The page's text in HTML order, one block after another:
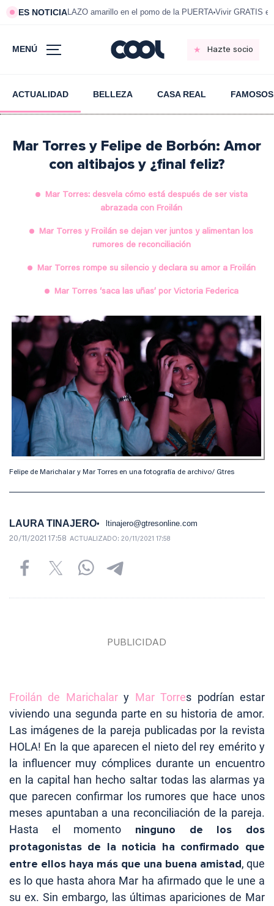
ES NOTICIALAZO amarillo en el pomo de la PUERTA Vivir GRATIS
MENÚ Hazte socio
ACTUALIDAD BELLEZA CASA REAL FAMOSOS
Mar Torres y Felipe de Borbón: Amor
con altibajos y ¿final feliz?
Mar Torres: desvela cómo está después de ser vista
abrazada con Froilán
Mar Torres y Froilán se dejan ver juntos y alimentan los
rumores de reconciliación
Mar Torres rompe su silencio y declara su amor a Froilán
Mar Torres ‘saca las uñas’ por Victoria Federica
Felipe de Marichalar y Mar Torres en una fotografía de archivo/ Gtres
LAURA TINAJERO ltinajero@gtresonline.com
20/11/2021 17:58 ACTUALIZADO: 20/11/2021 17:58
Froilán de Marichalary Mar Torres podrían estar
viviendo una segunda parte en su historia de amor.
Las imágenes de la pareja publicadas por la revista
HOLA! En la que aparecen el nieto del rey emérito y
la influencer muy cómplices durante un encuentro
en la capital han hecho saltar todas las alarmas ya
que parecen confirmar los rumores que hace unos
meses apuntaban a una reconciliación de la pareja.
Hasta el momento ninguno de los dos
protagonistas de la noticia ha confirmado que
entre ellos haya más que una buena amistad, que
es lo que hasta ahora Mar ha afirmado que le une a
su ex. Sin embargo, las últimas apariciones de Mar